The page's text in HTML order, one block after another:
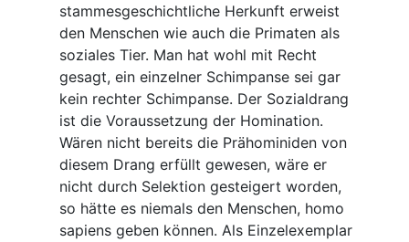
stammesgeschichtliche Herkunft erweist
den Menschen wie auch die Primaten als
soziales Tier. Man hat wohl mit Recht
gesagt, ein einzelner Schimpanse sei gar
kein rechter Schimpanse. Der Sozialdrang
ist die Voraussetzung der Homination.
Wären nicht bereits die Prähominiden von
diesem Drang erfüllt gewesen, wäre er
nicht durch Selektion gesteigert worden,
so hätte es niemals den Menschen, homo
sapiens geben können. Als Einzelexemplar